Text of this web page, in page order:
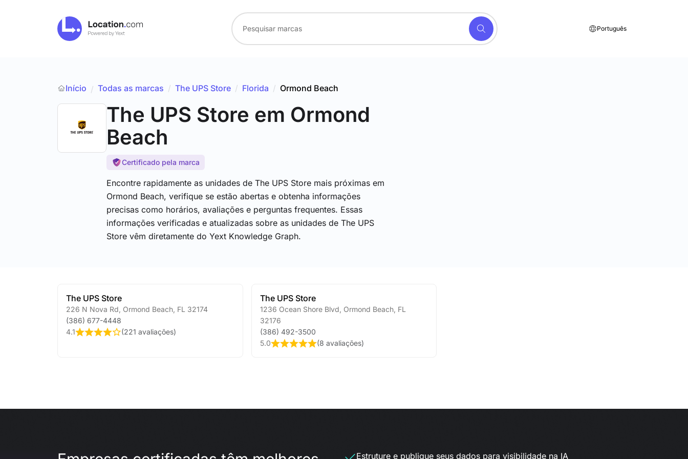
Português
Início / Todas as marcas / The UPS Store / Florida / Ormond Beach
The UPS Store em Ormond
Beach
Certificado pela marca
Encontre rapidamente as unidades de The UPS Store mais próximas em
Ormond Beach, verifique se estão abertas e obtenha informações
precisas como horários, avaliações e perguntas frequentes. Essas
informações verificadas e atualizadas sobre as unidades de The UPS
Store vêm diretamente do Yext Knowledge Graph.
The UPS Store
226 N Nova Rd Ormond Beach FL 32174
(386) 677-4448
4.1
(221 avaliações)
The UPS Store
1236 Ocean Shore Blvd Ormond Beach, FL
32176
(386) 492-3500
5.0
(8 avaliações)
Estruture e publique seus dados para visibilidade na IA